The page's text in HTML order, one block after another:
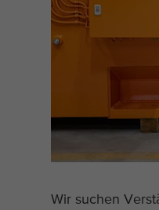
Wir suchen